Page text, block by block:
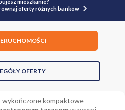
mieszkanie?
oferty różnych banków
OFERTY
wykończone kompaktowe